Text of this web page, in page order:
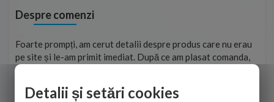
Despre comenzi
Foarte prompți, am cerut detalii despre produs care nu erau
pe site și le-am primit imediat. După ce am plasat comanda,
aceasta a ajuns foarte repede. Mulțumesc!
Cristina Opre - 10.07.2026
Detalii și setări cookies